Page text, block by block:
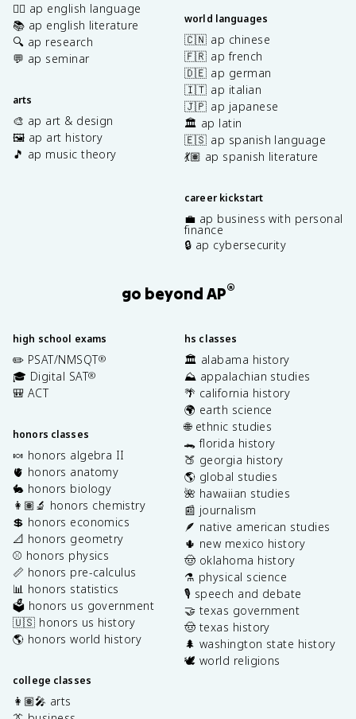
✍🏽 ap english language
📚 ap english literature
🔍 ap research
💬 ap seminar
arts
🎨 ap art & design
🖼️ ap art history
🎵 ap music theory
world languages
🇨🇳 ap chinese
🇫🇷 ap french
🇩🇪 ap german
🇮🇹 ap italian
🇯🇵 ap japanese
🏛️ ap latin
🇪🇸 ap spanish language
💃🏽 ap spanish literature
career kickstart
💼 ap business with personal
finance
🔒 ap cybersecurity
go beyond AP®
high school exams
✏️ PSAT/NMSQT®
🎓 Digital SAT®
🎒 ACT
honors classes
🍬 honors algebra II
🫀 honors anatomy
🐇 honors biology
👩🏽‍🔬 honors chemistry
💲 honors economics
📐 honors geometry
⚾️ honors physics
📏 honors pre-calculus
📊 honors statistics
🗳️ honors us government
🇺🇸 honors us history
🌎 honors world history
college classes
👩🏽‍🎤 arts
hs classes
🏛️ alabama history
⛰️ appalachian studies
🌴 california history
🌍 earth science
🌐 ethnic studies
🐊 florida history
🍑 georgia history
🌎 global studies
🌺 hawaiian studies
📰 journalism
🪶 native american studies
🌵 new mexico history
🤠 oklahoma history
⚗️ physical science
🎙️ speech and debate
🤝 texas government
🤠 texas history
🌲 washington state history
🕊️ world religions